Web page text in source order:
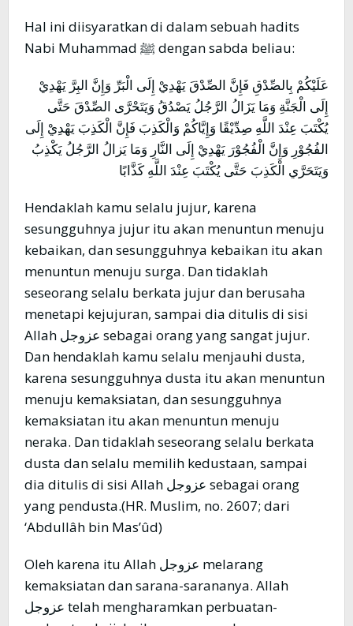
Hal ini diisyaratkan di dalam sebuah hadits
Nabi Muhammad ﷺ dengan sabda beliau:
عَلَيْكُمْ بِالصِّدْقِ فَإِنَّ الصِّدْقَ يَهْدِيْ إِلَى الْبَرِّ وَإِنَّ البِرَّ يَهْدِيْ
إِلَى الْجَنَّةِ وَمَا يَزَالُ الرَّجُلُ يَصْدُقُ وَيَتَحْرَّى الصِّدْقَ حَتَّى
يُكْتَبَ عِنْدَ اللَّهِ صِدِّيْقًا وَإِيَّاكُمْ وَالْكَذِبَ فَإِنَّ الْكَذِبَ يَهْدِيْ إِلَى
الفُجُوْرِ وَإِنَّ الْفُجُوْرَ يَهْدِيْ إِلَى النَّارِ وَمَا يَزالُ الرَّجُلُ يَكْذِبُ
وَيَتَحَرَّي الْكَذِبَ حَتَّى يُكْتَبَ عِنْدَ اللَّهِ كَذَّابًا
Hendaklah kamu selalu jujur, karena
sesungguhnya jujur itu akan menuntun menuju
kebaikan, dan sesungguhnya kebaikan itu akan
menuntun menuju surga. Dan tidaklah
seseorang selalu berkata jujur dan berusaha
menetapi kejujuran, sampai dia ditulis di sisi
Allah عزوجل sebagai orang yang sangat jujur.
Dan hendaklah kamu selalu menjauhi dusta,
karena sesungguhnya dusta itu akan menuntun
menuju kemaksiatan, dan sesungguhnya
kemaksiatan itu akan menuntun menuju
neraka. Dan tidaklah seseorang selalu berkata
dusta dan selalu memilih kedustaan, sampai
dia ditulis di sisi Allah عزوجل sebagai orang
yang pendusta.(HR. Muslim, no. 2607; dari
‘Abdullâh bin Mas’ûd)
Oleh karena itu Allah عزوجل melarang
kemaksiatan dan sarana-sarananya. Allah
عزوجل telah mengharamkan perbuatan-